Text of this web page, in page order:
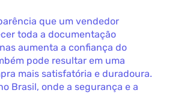
que um vendedor
toda a documentação
aumenta a confiança do
pode resultar em uma
mais satisfatória e duradoura.
Brasil, onde a segurança e a